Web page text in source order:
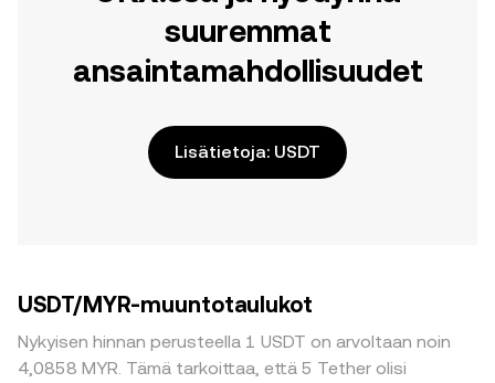
suuremmat
ansaintamahdollisuudet
Lisätietoja: USDT
USDT/MYR-muuntotaulukot
Nykyisen hinnan perusteella 1 USDT on arvoltaan noin
4,0858 MYR. Tämä tarkoittaa, että 5 Tether olisi